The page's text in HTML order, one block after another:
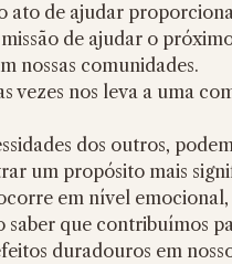
ato de ajudar
de ajudar o
nossas comunidades.
vezes nos leva a uma
um propósito mais
em nível
saber que contribuímos
duradouros em